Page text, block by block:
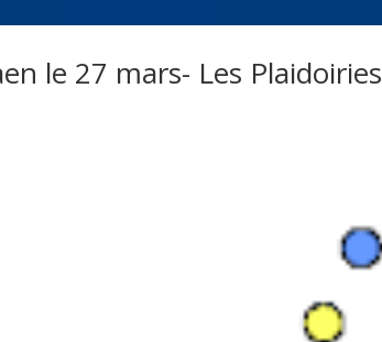
le 27 mars- Les Plaidoiries